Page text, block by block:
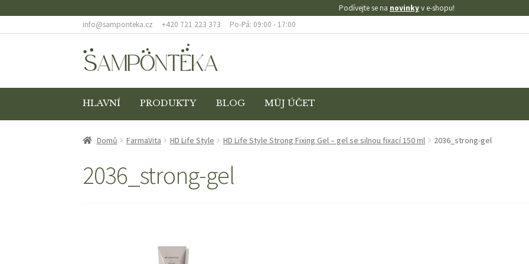
Podívejte se na novinkyv e-shopu!
info@samponteka.cz
+420 721 223 373 Po-Pá: 09:00 - 17:00
Přeskočit
na
Přejít
k
HLAVNÍ PRODUKTY BLOG MŮJ ÚČET
ÚVODNÍ STRÁNKA O NÁS
ODSTOUPENÍ OD SMLOUVY POKLADNA
Domů FarmaVita HD Life Style HD Life Style Strong Fixing Gel – gel se silnou fixací 150 ml 2036_strong-gel
2036_strong-gel